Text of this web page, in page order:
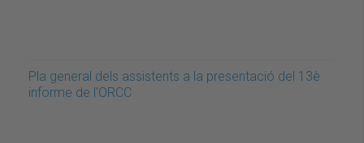
Pla general dels assistents a la presentació del 13è
informe de l'ORCC